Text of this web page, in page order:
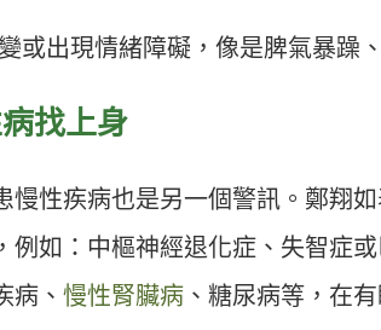
或出現情緒障礙，像是脾氣暴躁
找上身
慢性疾病也是另一個警訊。鄭翔
例如：中樞神經退化症、失智症
病、 慢性腎臟病 、糖尿病等，在